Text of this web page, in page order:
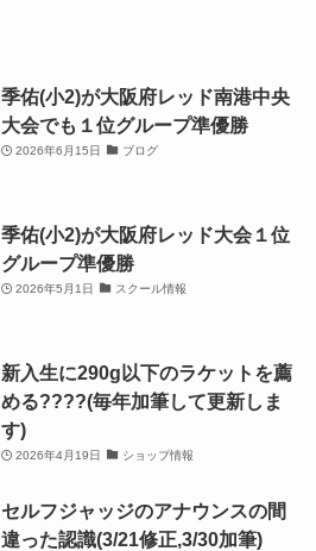
季佑(小2)が大阪府レッド南港中央
大会でも１位グループ準優勝
2026年6月15日 ブログ
季佑(小2)が大阪府レッド大会１位
グループ準優勝
2026年5月1日 スクール情報
新入生に290g以下のラケットを薦
める????(毎年加筆して更新しま
す)
2026年4月19日 ショップ情報
セルフジャッジのアナウンスの間
違った認識(3/21修正,3/30加筆)